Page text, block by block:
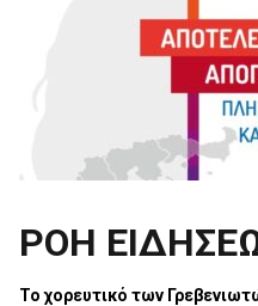
ΡΟΗ
Το χορευτικό των